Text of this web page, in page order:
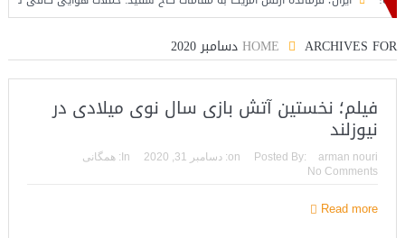
HOME ARCHIVES FOR دسامبر 2020
فیلم؛ نخستین آتش بازی سال نوی میلادی در
نیوزلند
Posted By: arman nouri
on: دسامبر 31, 2020 In: همگانی
No Comments
Read more